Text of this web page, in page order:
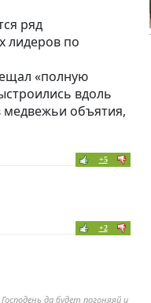
ряд
лидеров по
«полную
вдоль
медвежьи объятия,
+5
+2
да будет погоняяй и